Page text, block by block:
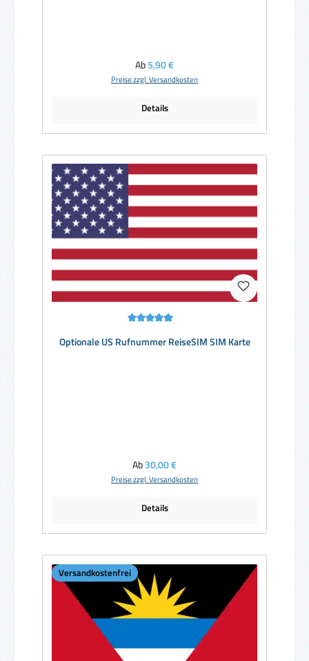
Regulärer Preis:
Ab5,90 €
Preise zzgl. Versandkosten
Details
Optionale US Rufnummer ReiseSIM SIM Karte
Regulärer Preis:
Ab30,00 €
Preise zzgl. Versandkosten
Details
Versandkostenfrei